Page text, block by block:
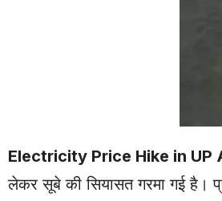
Electricity Price Hike in UP
लेकर सूबे की सियासत गरमा गई है।